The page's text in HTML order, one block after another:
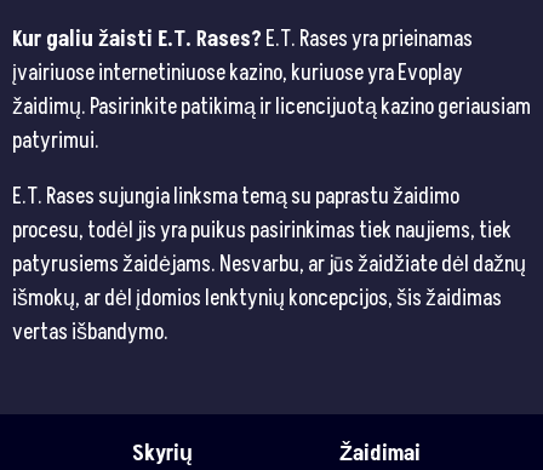
Kur galiu žaisti E.T. Rases? E.T. Rases yra prieinamas
įvairiuose internetiniuose kazino, kuriuose yra Evoplay
žaidimų. Pasirinkite patikimą ir licencijuotą kazino geriausiam
patyrimui.
E.T. Rases sujungia linksma temą su paprastu žaidimo
procesu, todėl jis yra puikus pasirinkimas tiek naujiems, tiek
patyrusiems žaidėjams. Nesvarbu, ar jūs žaidžiate dėl dažnų
išmokų, ar dėl įdomios lenktynių koncepcijos, šis žaidimas
vertas išbandymo.
Skyrių Žaidimai